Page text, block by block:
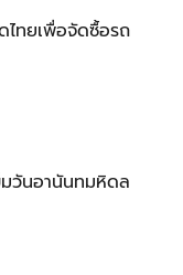
ไทยเพื่อจัดซื้อรถ
วันอานันทมหิดล